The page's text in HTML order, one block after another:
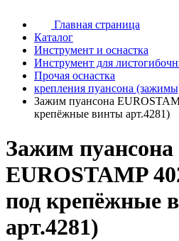
Главная страница
Каталог
Инструмент и оснастка
Инструмент для
Прочая оснастка
крепления пуансона
Зажим пуансона
крепёжные винты арт.4281)
Зажим пуансона
EUROSTAMP
под крепёжные
арт.4281)